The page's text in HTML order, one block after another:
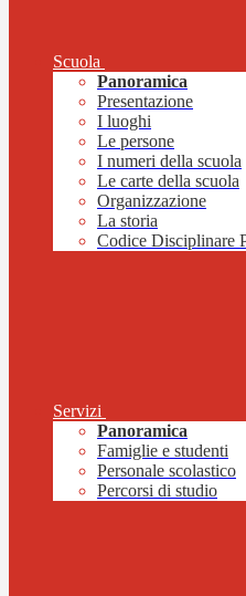
Scuola
Panoramica
Presentazione
I luoghi
Le persone
I numeri della scuola
Le carte della scuola
Organizzazione
La storia
Codice Disciplinare
Servizi
Panoramica
Famiglie e studenti
Personale scolastico
Percorsi di studio